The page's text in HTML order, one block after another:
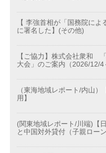
【 李強首相が「国務院に
に署名した】(その他)
【ご協力】株式会社衆和
大会」のご案内（2026/12/4
（東海地域レポート/内山
用】
(関東地域レポート/川端)【
と中国対外貸付（子親ロー